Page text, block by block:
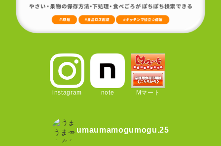
instagram note Mマート
umaumamogumogu.25